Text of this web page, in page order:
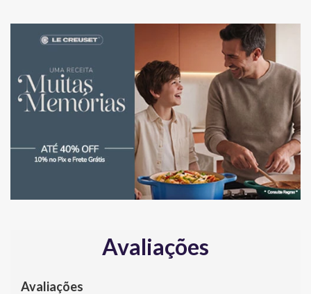
Avaliações